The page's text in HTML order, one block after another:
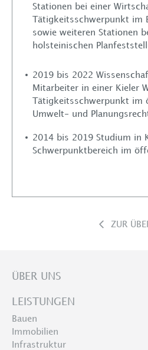
Stationen bei einer
Tätigkeitsschwerpunkt im
sowie weiteren Stationen
holsteinischen
2019 bis 2022
Mitarbeiter in einer Kieler
Tätigkeitsschwerpunkt im
Umwelt- und
2014 bis 2019 Studium in
Schwerpunktbereich im
ZUR
ÜBER UNS
LEISTUNGEN
Bauen
Immobilien
Infrastruktur